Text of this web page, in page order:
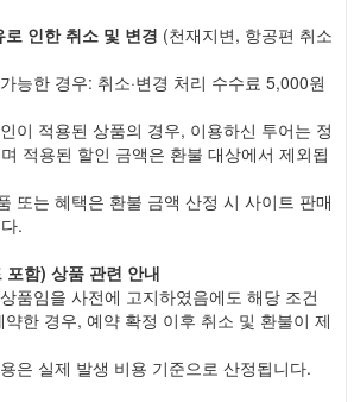
인한 취소 및 변경 (천재지변, 항공편 취소
능한 경우: 취소·변경 처리 수수료 5,000원
이 적용된 상품의 경우, 이용하신 투어는 정
적용된 할인 금액은 환불 대상에서 제외됩
또는 혜택은 환불 금액 산정 시 사이트 판매
.
함) 상품 관련 안내
품임을 사전에 고지하였음에도 해당 조건
한 경우, 예약 확정 이후 취소 및 환불이 제
은 실제 발생 비용 기준으로 산정됩니다.